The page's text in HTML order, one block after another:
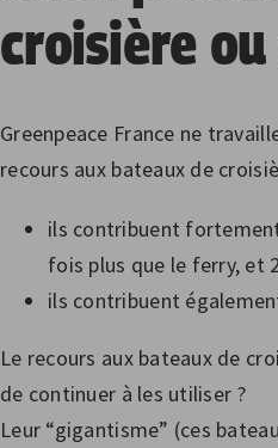
croisière
Greenpeace France ne
recours aux bateaux de
ils contribuent
fois plus que le ferry, et
ils contribuent
Le recours aux bateaux de
de continuer à les utiliser ?
Leur “gigantisme” (ces